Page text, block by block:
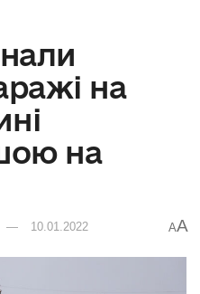
на
на
10.01.2022 AA